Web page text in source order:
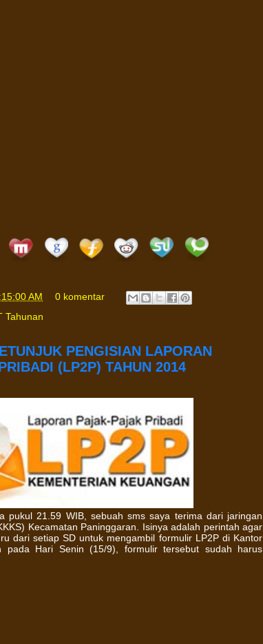
AM
0 komentar
Tahunan
PENGISIAN LAPORAN
(LP2P) TAHUN 2014
pukul 21.59 WIB, sebuah sms saya terima dari jaringan
Kecamatan Paninggaran. Isinya adalah perintah agar
dari setiap SD untuk mengambil formulir LP2P di Kantor
pada Hari Senin (15/9), formulir tersebut sudah harus